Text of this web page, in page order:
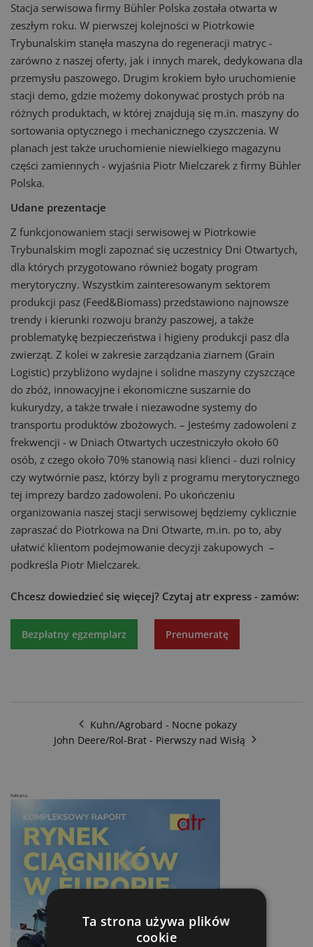
Stacja serwisowa firmy Bühler Polska została otwarta w
zeszłym roku. W pierwszej kolejności w Piotrkowie
Trybunalskim stanęła maszyna do regeneracji matryc -
zarówno z naszej oferty, jak i innych marek, dedykowana dla
przemysłu paszowego. Drugim krokiem było uruchomienie
stacji demo, gdzie możemy dokonywać prostych prób na
różnych produktach, w której znajdują się m.in. maszyny do
sortowania optycznego i mechanicznego czyszczenia. W
planach jest także uruchomienie niewielkiego magazynu
części zamiennych - wyjaśnia Piotr Mielczarek z firmy Bühler
Polska.
Udane prezentacje
Z funkcjonowaniem stacji serwisowej w Piotrkowie
Trybunalskim mogli zapoznać się uczestnicy Dni Otwartych,
dla których przygotowano również bogaty program
merytoryczny. Wszystkim zainteresowanym sektorem
produkcji pasz (Feed&Biomass) przedstawiono najnowsze
trendy i kierunki rozwoju branży paszowej, a także
problematykę bezpieczeństwa i higieny produkcji pasz dla
zwierząt. Z kolei w zakresie zarządzania ziarnem (Grain
Logistic) przybliżono wydajne i solidne maszyny czyszczące
do zbóż, innowacyjne i ekonomiczne suszarnie do
kukurydzy, a także trwałe i niezawodne systemy do
transportu produktów zbożowych. – Jesteśmy zadowoleni z
frekwencji - w Dniach Otwartych uczestniczyło około 60
osób, z czego około 70% stanowią nasi klienci - duzi rolnicy
czy wytwórnie pasz, którzy byli z programu merytorycznego
tej imprezy bardzo zadowoleni. Po ukończeniu
organizowania naszej stacji serwisowej będziemy cyklicznie
zapraszać do Piotrkowa na Dni Otwarte, m.in. po to, aby
ułatwić klientom podejmowanie decyzji zakupowych –
podkreśla Piotr Mielczarek.
Chcesz dowiedzieć się więcej? Czytaj atr express - zamów:
Bezpłatny egzemplarz Prenumeratę
Kuhn/Agrobard - Nocne pokazy
John Deere/Rol-Brat - Pierwszy nad Wisłą
Reklama
Ta strona używa plików
cookie